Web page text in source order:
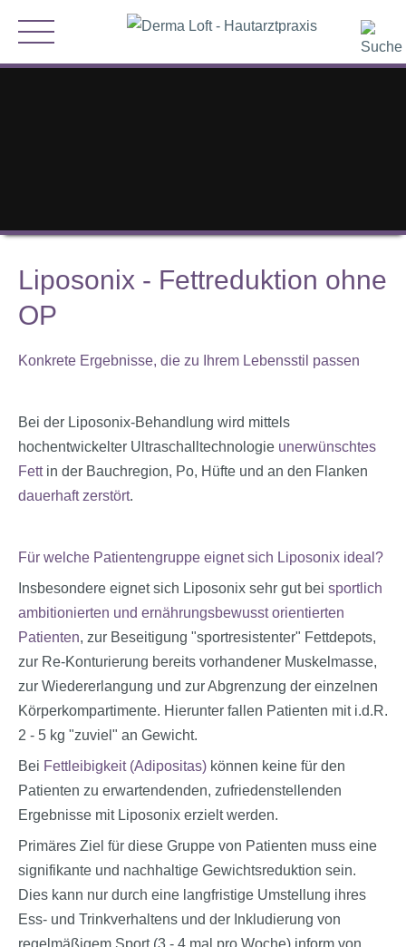
Liposonix - Fettreduktion ohne
OP
Konkrete Ergebnisse, die zu Ihrem Lebensstil passen
Bei der Liposonix-Behandlung wird mittels
hochentwickelter Ultraschalltechnologie unerwünschtes
Fettin der Bauchregion, Po, Hüfte und an den Flanken
dauerhaft zerstört.
Für welche Patientengruppe eignet sich Liposonix ideal?
Insbesondere eignet sich Liposonix sehr gut bei sportlich
ambitionierten und ernährungsbewusst orientierten
Patienten, zur Beseitigung "sportresistenter" Fettdepots,
zur Re-Konturierung bereits vorhandener Muskelmasse,
zur Wiedererlangung und zur Abgrenzung der einzelnen
Körperkompartimente. Hierunter fallen Patienten mit i.d.R.
2 - 5 kg "zuviel" an Gewicht.
Bei Fettleibigkeit (Adipositas) können keine für den
Patienten zu erwartendenden, zufriedenstellenden
Ergebnisse mit Liposonix erzielt werden.
Primäres Ziel für diese Gruppe von Patienten muss eine
signifikante und nachhaltige Gewichtsreduktion sein.
Dies kann nur durch eine langfristige Umstellung ihres
Ess- und Trinkverhaltens und der Inkludierung von